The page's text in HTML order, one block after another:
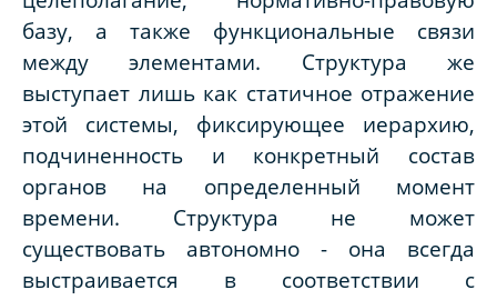
базу, а также функциональные связи
между элементами. Структура же
выступает лишь как статичное отражение
этой системы, фиксирующее иерархию,
подчиненность и конкретный состав
органов на определенный момент
времени. Структура не может
существовать автономно - она всегда
выстраивается в соответствии с